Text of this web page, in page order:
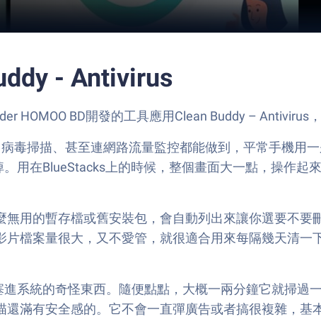
- Antivirus
HOMOO BD開發的工具應用Clean Buddy – Antivirus
毒掃描、甚至連網路流量監控都能做到，平常手機用
用在BlueStacks上的時候，整個畫面大一點，操作起
用的暫存檔或舊安裝包，會自動列出來讓你選要不
檔案量很大，又不愛管，就很適合用來每隔幾天清一
系統的奇怪東西。隨便點點，大概一兩分鐘它就掃過
滿有安全感的。它不會一直彈廣告或者搞很複雜，基